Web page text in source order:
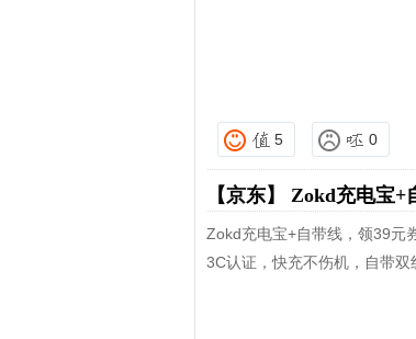
5 0
【京东】 Zokd充电宝+
Zokd充电宝+自带线，领39元
3C认证，快充不伤机，自带双